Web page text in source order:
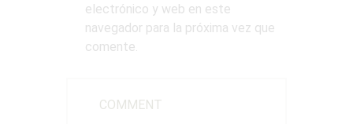
electrónico y web en este
navegador para la próxima vez que
comente.